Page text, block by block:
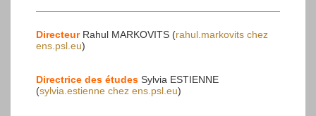
Directeur Rahul MARKOVITS (rahul.markovits chez
ens.psl.eu)
Directrice des études Sylvia ESTIENNE
(sylvia.estienne chez ens.psl.eu)